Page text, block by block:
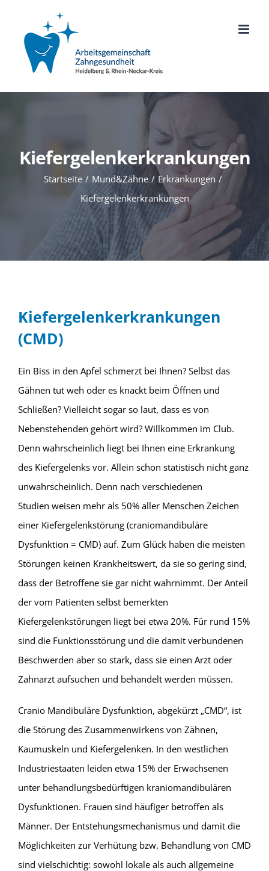
springen
Kiefergelenkerkrankungen
Startseite Mund&Zähne
Erkrankungen
Kiefergelenkerkrankungen
Kiefergelenkerkrankungen
(CMD)
Ein Biss in den Apfel schmerzt bei Ihnen? Selbst das
Gähnen tut weh oder es knackt beim Öffnen und
Schließen? Vielleicht sogar so laut, dass es von
Nebenstehenden gehört wird? Willkommen im Club.
Denn wahrscheinlich liegt bei Ihnen eine Erkrankung
des Kiefergelenks vor. Allein schon statistisch nicht ganz
unwahrscheinlich. Denn nach verschiedenen
Studien weisen mehr als 50% aller Menschen Zeichen
einer Kiefergelenkstörung (craniomandibuläre
Dysfunktion = CMD) auf. Zum Glück haben die meisten
Störungen keinen Krankheitswert, da sie so gering sind,
dass der Betroffene sie gar nicht wahrnimmt. Der Anteil
der vom Patienten selbst bemerkten
Kiefergelenkstörungen liegt bei etwa 20%. Für rund 15%
sind die Funktionsstörung und die damit verbundenen
Beschwerden aber so stark, dass sie einen Arzt oder
Zahnarzt aufsuchen und behandelt werden müssen.
Cranio Mandibuläre Dysfunktion, abgekürzt „CMD“, ist
die Störung des Zusammenwirkens von Zähnen,
Kaumuskeln und Kiefergelenken. In den westlichen
Industriestaaten leiden etwa 15% der Erwachsenen
unter behandlungsbedürftigen kraniomandibulären
Dysfunktionen. Frauen sind häufiger betroffen als
Männer. Der Entstehungsmechanismus und damit die
Möglichkeiten zur Verhütung bzw. Behandlung von CMD
sind vielschichtig: sowohl lokale als auch allgemeine